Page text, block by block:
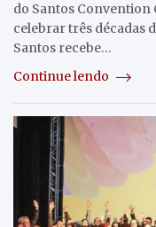
do Santos Convention
celebrar três décadas
Santos recebe…
Continue lendo